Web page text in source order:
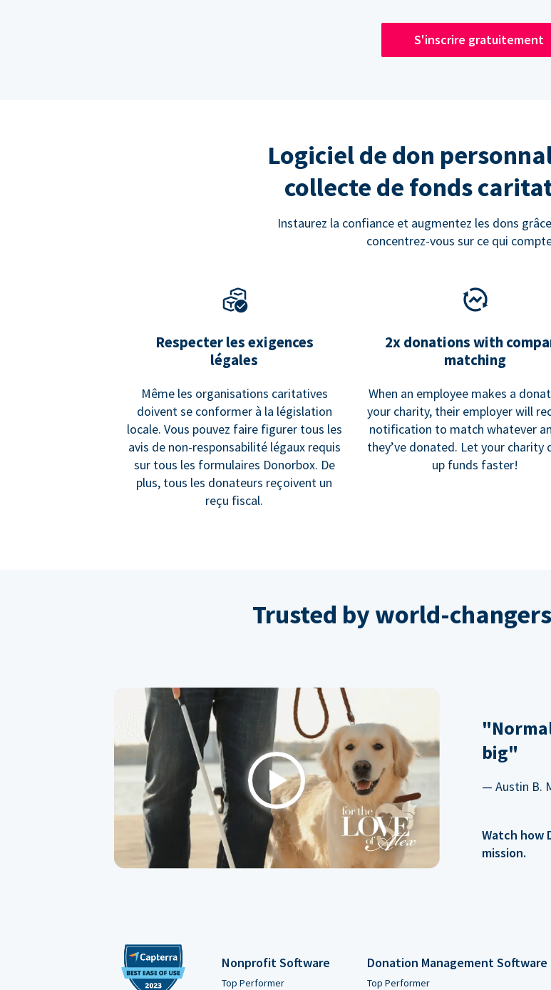
S'inscrire gratuitement
Logiciel de don
collecte de fonds
Instaurez la confiance et augmentez les dons
concentrez-vous sur ce qui
Respecter les exigences
légales
Même les organisations caritatives
doivent se conformer à la législation
locale. Vous pouvez faire figurer tous les
avis de non-responsabilité légaux requis
sur tous les formulaires Donorbox. De
plus, tous les donateurs reçoivent un
reçu fiscal.
2x donations with
matching
When an employee makes a
your charity, their employer will
notification to match whatever
they’ve donated. Let your charity
up funds faster!
Trusted by world-
Play
big"
— Austin B.
Watch how
mission.
Nonprofit Software
Top Performer
Donation Management Software
Top Performer